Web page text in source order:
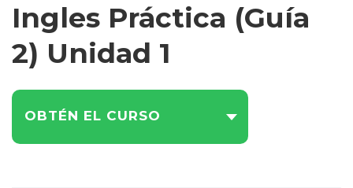
Ingles Práctica (Guía
2) Unidad 1
OBTÉN EL CURSO